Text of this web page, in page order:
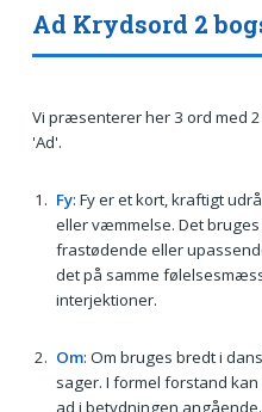
Ad Krydsord 2
Vi præsenterer her 3 ord med
'Ad'.
Fy: Fy er et kort, kraftigt
eller væmmelse. Det
frastødende eller
det på samme
interjektioner.
Om: Om bruges bredt i
sager. I formel forstand
ad i betydningen